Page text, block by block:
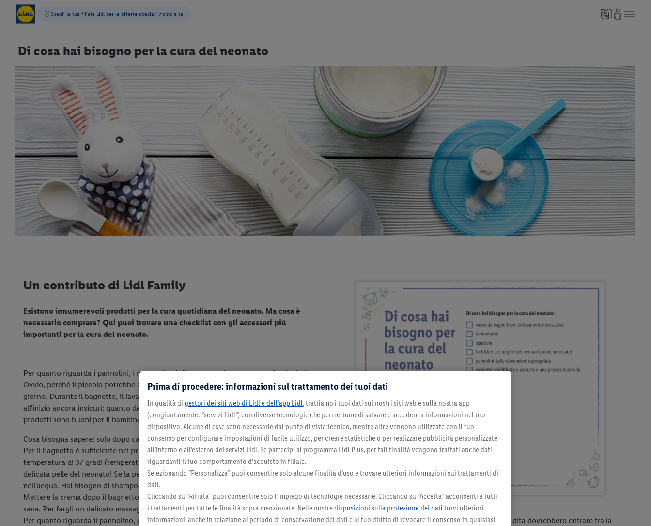
Di cosa hai bisogno per la cura del neonato
Un contributo di Lidl Family
Esistono innumerevoli prodotti per la cura quotidiana del neonato. Ma cosa è
necessario comprare? Qui puoi trovare una checklist con gli accessori più
importanti per la cura del neonato.
Per quanto riguarda i pannolini, i neo genitori diventano velocemente professionisti.
Ovvio, perché il piccolo potrebbe aver bisogno di essere cambiato fino a 10 volte al
giorno. Durante il bagnetto, il lavaggio dei capelli e il taglio delle unghie, i genitori sono
all'inizio ancora insicuri: quanto deve essere calda l'acqua per il bagnetto? Quali
prodotti sono buoni per il bambino? Come si cura una dermatite da pannolino?
Cosa bisogna sapere: solo dopo ca. 6 settimane dovresti tagliare le unghie al neonato.
Per il bagnetto è sufficiente nei primi mesi usare acqua pura, idealmente a una
temperatura di 37 gradi (temperatura corporea). «Meno è meglio» quando si tratta della
delicata pelle del neonato! Se la pelle è molto secca, puoi mettere del latte materno
nell'acqua. Hai bisogno di shampoo solo se il tuo bambino ha già molti capelli lunghi.
Mettere la crema dopo il bagnetto non è necessario nei bambini che hanno una pelle
sana. Per fargli un delicato massaggio, è meglio prendere un olio naturale per neonati.
Per quanto riguarda il pannolino, è importante prestare attenzione alle dimensioni corrette. Il pannolino deve essere stretto, ma non troppo: due dita dovrebbero entrare tra la
Prima di procedere: informazioni sul trattamento dei tuoi dati
In qualità di gestori dei siti web di Lidl e dell’app Lidl, trattiamo i tuoi dati sui nostri siti web e sulla nostra app
(congiuntamente: “servizi Lidl”) con diverse tecnologie che permettono di salvare e accedere a informazioni nel tuo
dispositivo. Alcune di esse sono necessarie dal punto di vista tecnico, mentre altre vengono utilizzate con il tuo
consenso per configurare impostazioni di facile utilizzo, per creare statistiche o per realizzare pubblicità personalizzate
all’interno e all’esterno dei servizi Lidl. Se partecipi al programma Lidl Plus, per tali finalità vengono trattati anche dati
riguardanti il tuo comportamento d’acquisto in filiale.
Selezionando “Personalizza” puoi consentire solo alcune finalità d’uso e trovare ulteriori informazioni sui trattamenti di
dati.
Cliccando su “Rifiuta” puoi consentire solo l’impiego di tecnologie necessarie. Cliccando su “Accetta” acconsenti a tutti
i trattamenti per tutte le finalità sopra menzionate. Nelle nostredisposizioni sulla protezione dei dati trovi ulteriori
informazioni, anche in relazione al periodo di conservazione dei dati e al tuo diritto di revocare il consenso in qualsiasi